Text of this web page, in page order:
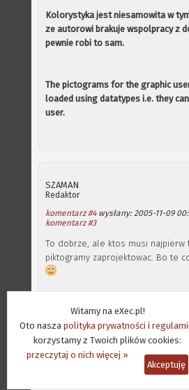
Witamy na eXec.pl!
Oto nasza polityka prywatności i
korzystamy z Twoich plików cookies:
przeczytaj o nich więcej »
Akceptuję
Kolorystyka jest niesamowita w
ze autorowi brakuje wspolpracy z
pewnie robi to sam.
The pictograms for the graphic
loaded using datatypes i.e. they
user.
SZAMAN
Redaktor
komentarz #4wysłany: 2005-11-09
komentarz #3
To dobrze, ale ktos musi najpierw
piktogramy zaprojektowac. Bo te
Powrót na górę ⇑/Aktualności/